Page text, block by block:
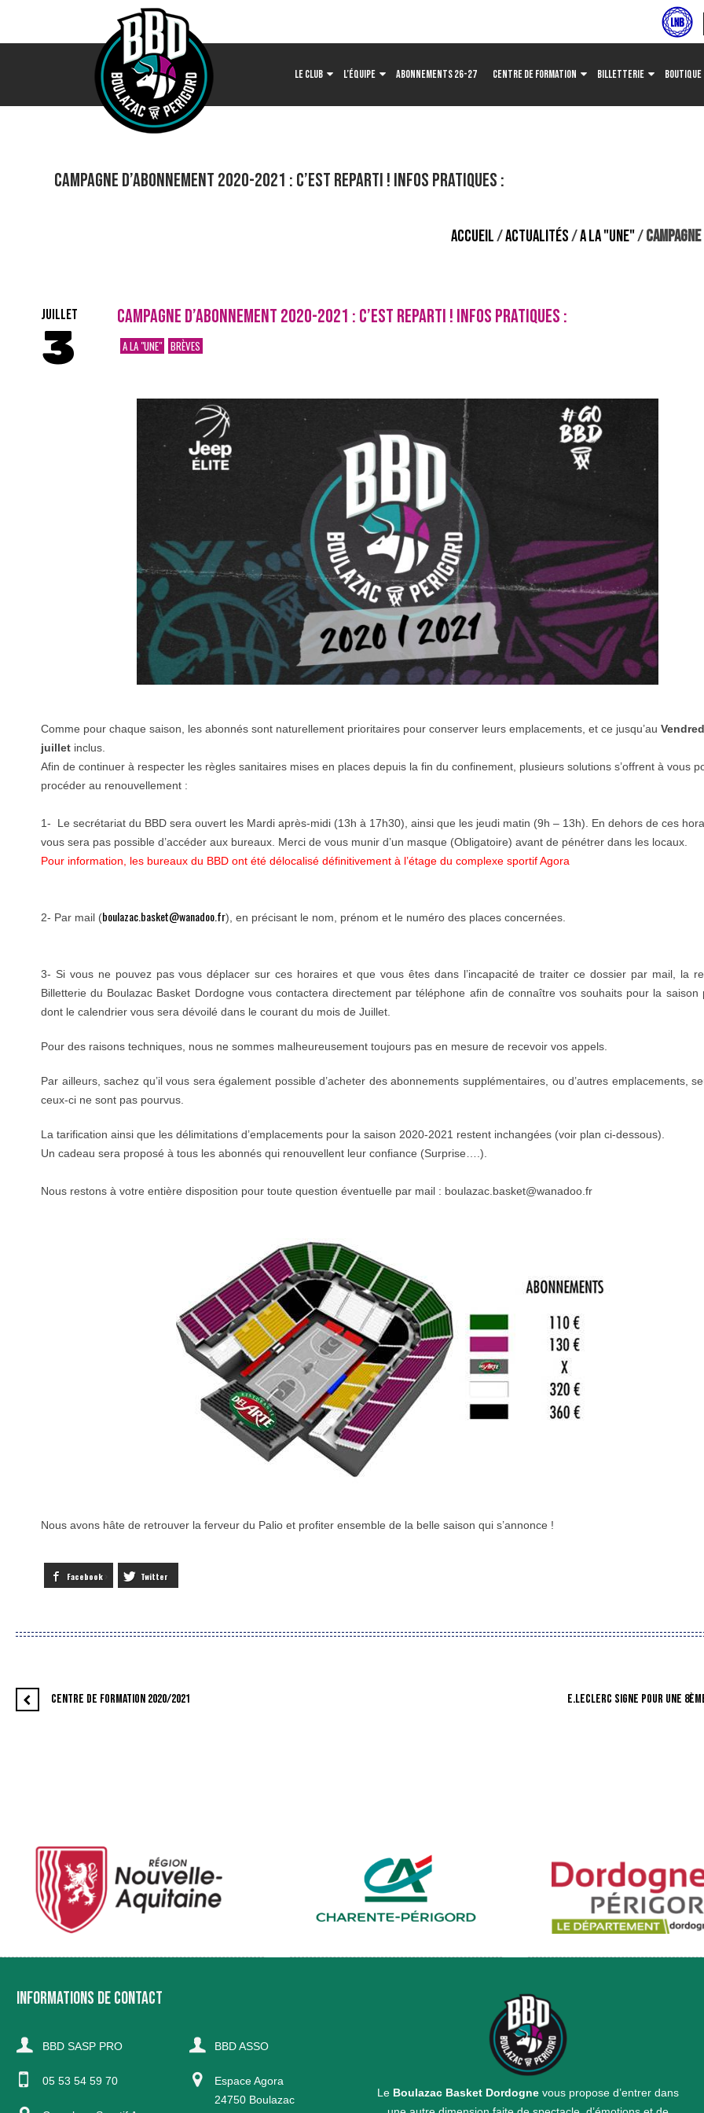
LE CLUB L’ÉQUIPE ABONNEMENTS 26-27 CENTRE DE FORMATION BILLETTERIE BOUTIQUE
Campagne d’abonnement 2020-2021 : C’est reparti ! Infos Pratiques :
ACCUEIL/ACTUALITÉS/A LA "UNE"/
JUILLET
3
CAMPAGNE D’ABONNEMENT 2020-2021 : C’EST REPARTI ! INFOS PRATIQUES :
A LA "UNE" BRÈVES
Comme pour chaque saison, les abonnés sont naturellement prioritaires pour conserver leurs emplacements, et ce jusqu’au
juillet inclus.
Afin de continuer à respecter les règles sanitaires mises en places depuis la fin du confinement, plusieurs solutions s’offrent à vous
procéder au renouvellement :
1- Le secrétariat du BBD sera ouvert les Mardi après-midi (13h à 17h30), ainsi que les jeudi matin (9h – 13h). En dehors de ces
vous sera pas possible d’accéder aux bureaux. Merci de vous munir d’un masque (Obligatoire) avant de pénétrer dans les locaux.
Pour information, les bureaux du BBD ont été délocalisé définitivement à l’étage du complexe sportif Agora
2- Par mail (boulazac.basket@wanadoo.fr), en précisant le nom, prénom et le numéro des places concernées.
3- Si vous ne pouvez pas vous déplacer sur ces horaires et que vous êtes dans l’incapacité de traiter ce dossier par mail, la
Billetterie du Boulazac Basket Dordogne vous contactera directement par téléphone afin de connaître vos souhaits pour la saison
dont le calendrier vous sera dévoilé dans le courant du mois de Juillet.
Pour des raisons techniques, nous ne sommes malheureusement toujours pas en mesure de recevoir vos appels.
Par ailleurs, sachez qu’il vous sera également possible d’acheter des abonnements supplémentaires, ou d’autres emplacements,
ceux-ci ne sont pas pourvus.
La tarification ainsi que les délimitations d’emplacements pour la saison 2020-2021 restent inchangées (voir plan ci-dessous).
Un cadeau sera proposé à tous les abonnés qui renouvellent leur confiance (Surprise….).
Nous restons à votre entière disposition pour toute question éventuelle par mail : boulazac.basket@wanadoo.fr
Nous avons hâte de retrouver la ferveur du Palio et profiter ensemble de la belle saison qui s’annonce !
Facebook Twitter
E.LECLERC SIGNE POUR UNE
CENTRE DE FORMATION 2020/2021
INFORMATIONS DE CONTACT
BBD SASP PRO
05 53 54 59 70
BBD ASSO
Espace Agora
24750 Boulazac
Le Boulazac Basket Dordognevous propose d’entrer dans